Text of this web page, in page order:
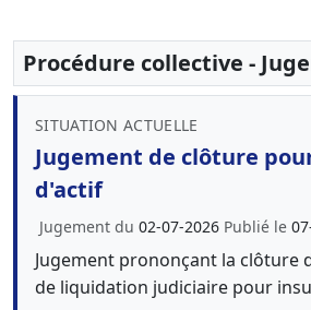
Procédure collective -
SITUATION ACTUELLE
Jugement de clôture
d'actif
Jugement du 02-07-2026 Publié le
Jugement prononçant la clôture
de liquidation judiciaire pour